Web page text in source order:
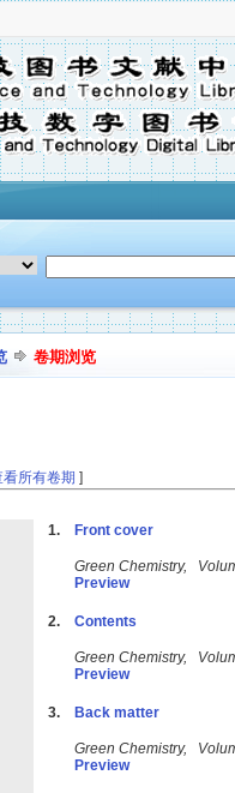
卷期浏览
看所有卷期 ]
1. Front cover
Green Chemistry,
Preview
2. Contents
Green Chemistry,
Preview
3. Back matter
Green Chemistry,
Preview